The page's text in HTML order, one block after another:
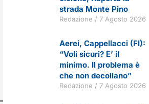
strada Monte Pino
Redazione 7 Agosto 2026
Aerei, Cappellacci (FI):
“Voli sicuri? E’ il
minimo. Il problema è
che non decollano”
Redazione 7 Agosto 2026